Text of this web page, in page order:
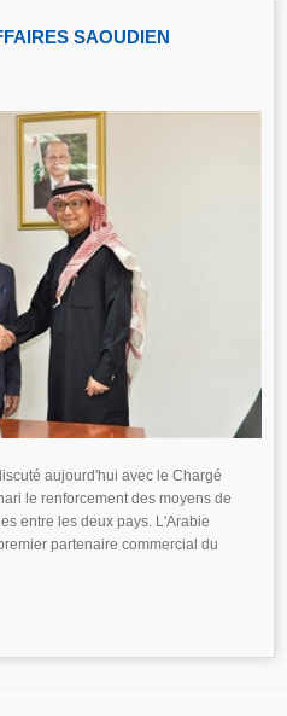
SAOUDIEN
aujourd'hui avec le Chargé
le renforcement des moyens de
entre les deux pays. L'Arabie
partenaire commercial du